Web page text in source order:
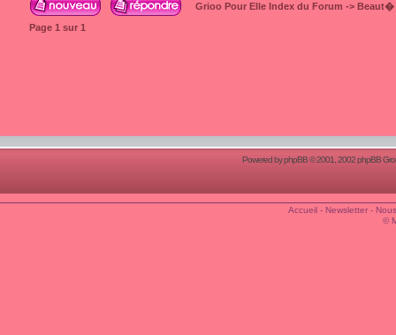
Grioo Pour Elle Index du Forum -> Beaut�
Page 1 sur 1
Powered byphpBB© 2001, 2002 phpBB
Accueil- Newsletter-
©